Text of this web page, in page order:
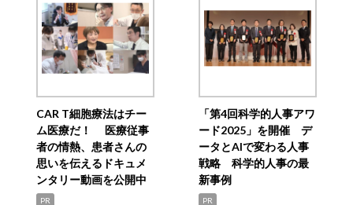
CAR T細胞療法はチー
ム医療だ！ 医療従事
者の情熱、患者さんの
思いを伝えるドキュメ
ンタリー動画を公開中
PR
「第4回科学的人事アワ
ード2025」を開催 デ
ータとAIで変わる人事
戦略 科学的人事の最
新事例
PR